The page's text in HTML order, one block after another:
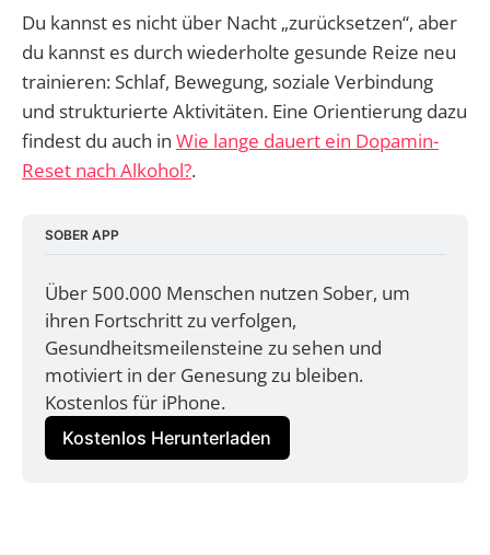
Du kannst es nicht über Nacht „zurücksetzen“, aber
du kannst es durch wiederholte gesunde Reize neu
trainieren: Schlaf, Bewegung, soziale Verbindung
und strukturierte Aktivitäten. Eine Orientierung dazu
findest du auch in Wie lange dauert ein Dopamin-
Reset nach Alkohol?.
SOBER APP
Über 500.000 Menschen nutzen Sober, um
ihren Fortschritt zu verfolgen,
Gesundheitsmeilensteine zu sehen und
motiviert in der Genesung zu bleiben.
Kostenlos für iPhone.
Kostenlos Herunterladen